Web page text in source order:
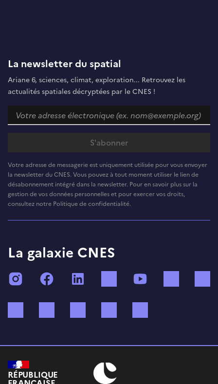
La newsletter du spatial
Ariane 6, sciences, climat, exploration... Retrouvez les
actualités spatiales décryptées par le CNES !
Votre adresse de messagerie est uniquement utilisée pour vous envoyer
la newsletter du CNES. Vous pouvez à tout moment utiliser le lien de
désabonnement intégré dans la newsletter. Pour en savoir plus sur la
gestion de vos données personnelles et pour exercer vos droits,
consultez notre Politique de confidentialité.
La galaxie CNES
InstagramFacebook TikTok
RÉPUBLIQUE